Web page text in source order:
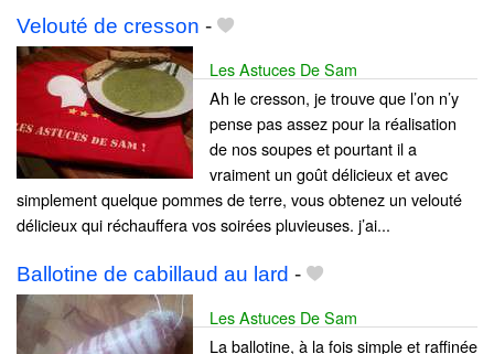
Velouté de cresson -
Les Astuces De Sam
Ah le cresson, je trouve que l’on n’y
pense pas assez pour la réalisation
de nos soupes et pourtant il a
vraiment un goût délicieux et avec
simplement quelque pommes de terre, vous obtenez un velouté
délicieux qui réchauffera vos soirées pluvieuses. j’ai...
Ballotine de cabillaud au lard -
Les Astuces De Sam
La ballotine, à la fois simple et raffinée